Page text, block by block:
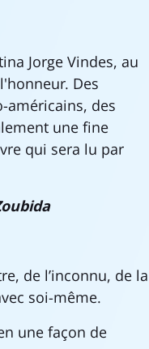
Jorge Vindes, au
Des
américains, des
une fine
qui sera lu par
de l’inconnu, de la
soi-même.
une façon de